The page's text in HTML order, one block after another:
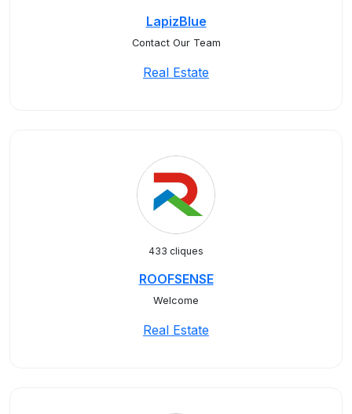
LapizBlue
Contact Our Team
Real Estate
433 cliques
ROOFSENSE
Welcome
Real Estate